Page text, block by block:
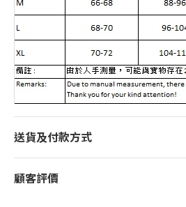
送貨及付款方式
顧客評價